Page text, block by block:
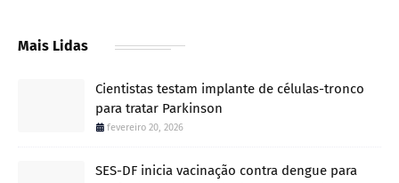
Mais Lidas
Cientistas testam implante de células-tronco
para tratar Parkinson
fevereiro 20, 2026
SES-DF inicia vacinação contra dengue para